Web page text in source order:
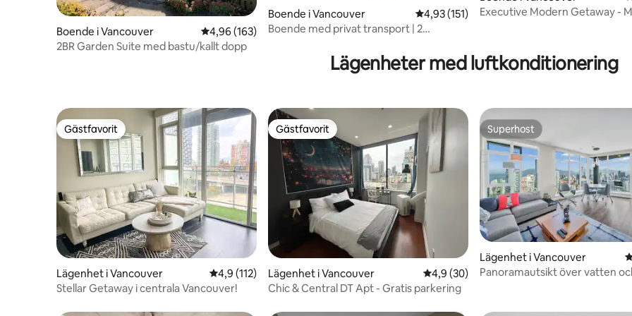
Boende i Vancouver 4,96 av 5 i genomsnittligt betyg, 163 omdömen
4,96 (163)
2BR Garden Suite med bastu/kallt dopp
Boende i Vancouver 4,93 av 5 i genomsnittligt betyg, 151
4,93 (151)
Boende med privat transport | 2
Executive Modern Getaway -
Lägenheter med luftkonditionering
Gästfavorit
Gästfavorit
Lägenhet i Vancouver 4,9 av 5 i genomsnittligt betyg, 112 omdömen
4,9 (112)
Stellar Getaway i centrala Vancouver!
Gästfavorit
Gästfavorit
Lägenhet i Vancouver 4,9 av 5 i genomsnittligt betyg, 30
4,9 (30)
Chic & Central DT Apt - Gratis parkering
Superhost
Superhost
Lägenhet i Vancouver
Panoramautsikt över vatten